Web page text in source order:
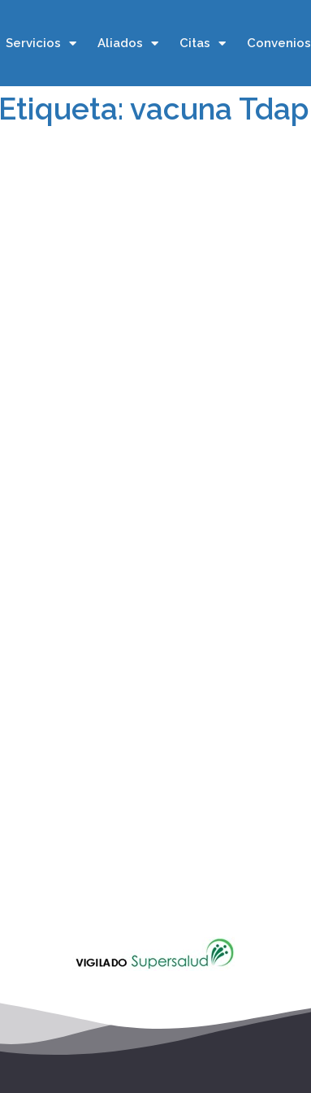
Servicios Aliados Citas Convenios
Etiqueta: vacuna Tdap